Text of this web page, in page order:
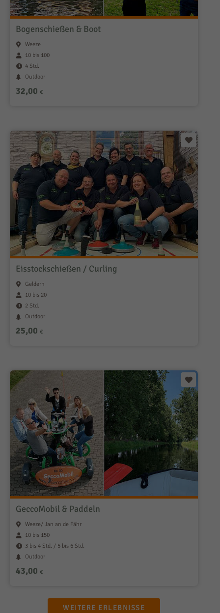
Bogenschießen & Boot
Weeze
10 bis 100
4 Std.
Outdoor
32,00 €
Eisstockschießen / Curling
Geldern
10 bis 20
2 Std.
Outdoor
25,00 €
GeccoMobil & Paddeln
Weeze/ Jan an de Fähr
10 bis 150
3 bis 4 Std. / 5 bis 6 Std.
Outdoor
43,00 €
WEITERE ERLEBNISSE